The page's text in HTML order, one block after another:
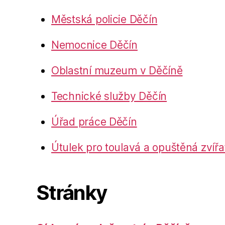
Městská policie Děčín
Nemocnice Děčín
Oblastní muzeum v Děčíně
Technické služby Děčín
Úřad práce Děčín
Útulek pro toulavá a opuštěná
Stránky